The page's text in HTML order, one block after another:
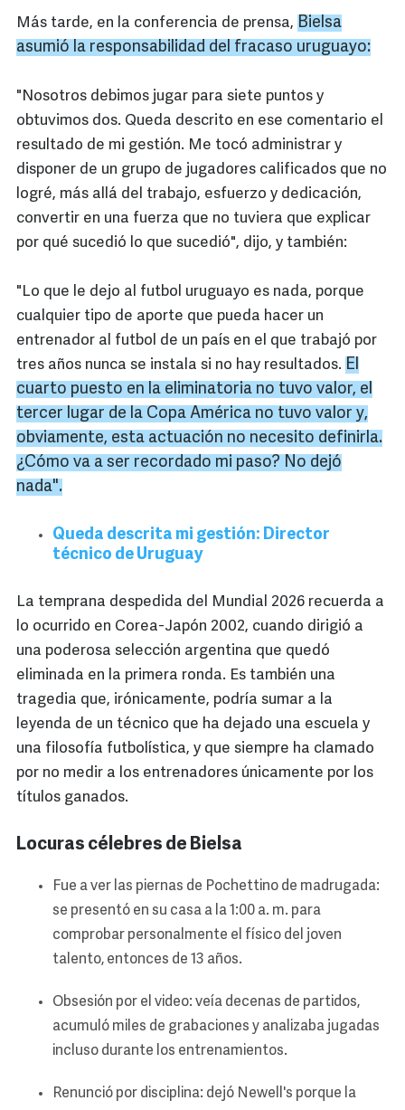
Más tarde, en la conferencia de prensa, Bielsa
asumió la responsabilidad del fracaso uruguayo:
"Nosotros debimos jugar para siete puntos y
obtuvimos dos. Queda descrito en ese comentario el
resultado de mi gestión. Me tocó administrar y
disponer de un grupo de jugadores calificados que no
logré, más allá del trabajo, esfuerzo y dedicación,
convertir en una fuerza que no tuviera que explicar
por qué sucedió lo que sucedió", dijo, y también:
"Lo que le dejo al futbol uruguayo es nada, porque
cualquier tipo de aporte que pueda hacer un
entrenador al futbol de un país en el que trabajó por
tres años nunca se instala si no hay resultados. El
cuarto puesto en la eliminatoria no tuvo valor, el
tercer lugar de la Copa América no tuvo valor y,
obviamente, esta actuación no necesito definirla.
¿Cómo va a ser recordado mi paso? No dejó
nada".
Queda descrita mi gestión: Director
técnico de Uruguay
La temprana despedida del Mundial 2026 recuerda a
lo ocurrido en Corea-Japón 2002, cuando dirigió a
una poderosa selección argentina que quedó
eliminada en la primera ronda. Es también una
tragedia que, irónicamente, podría sumar a la
leyenda de un técnico que ha dejado una escuela y
una filosofía futbolística, y que siempre ha clamado
por no medir a los entrenadores únicamente por los
títulos ganados.
Locuras célebres de Bielsa
Fue a ver las piernas de Pochettino de madrugada:
se presentó en su casa a la 1:00 a. m. para
comprobar personalmente el físico del joven
talento, entonces de 13 años.
Obsesión por el video: veía decenas de partidos,
acumuló miles de grabaciones y analizaba jugadas
incluso durante los entrenamientos.
Renunció por disciplina: dejó Newell's porque la